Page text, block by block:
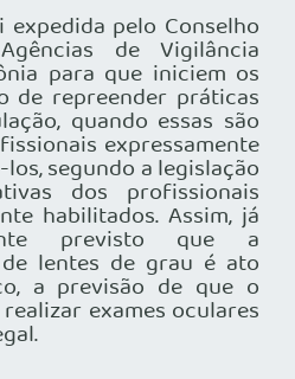
pelo Conselho
de Vigilância
para que iniciem os
de repreender práticas
quando essas são
expressamente
segundo a legislação
dos profissionais
habilitados. Assim, já
previsto que a
lentes de grau é ato
a previsão de que o
exames oculares